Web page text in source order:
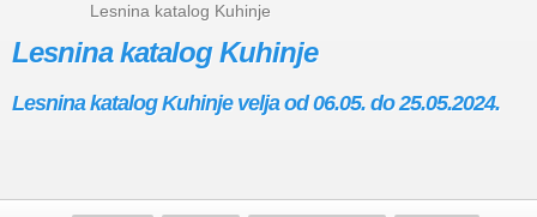
Lesnina katalog Kuhinje
Lesnina katalog Kuhinje
Lesnina katalog Kuhinje velja od 06.05. do 25.05.2024.